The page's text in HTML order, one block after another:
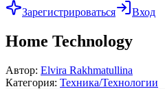
Зарегистрироваться Вход
Home Technology
Автор: Elvira Rakhmatullina
Категория: Техника/Технологии